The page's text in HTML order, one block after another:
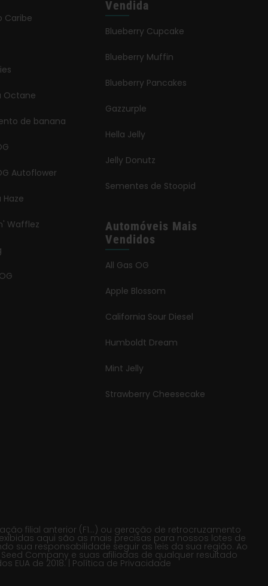
Caribe
Octane
de banana
Autoflower
Wafflez
Vendida
Blueberry Cupcake
Blueberry Muffin
Blueberry Pancakes
Gazzurple
Hella Jelly
Jelly Donutz
Sementes de Stoopid
Automóveis Mais
Vendidos
All Gas OG
Apple Blossom
California Sour Diesel
Humboldt Dream
Mint Jelly
Strawberry Cheesecake
filial anterior (F1…) ou geração de retrocruzamento
aqui são as mais precisas para nossos lotes de
sua responsabilidade seguir as leis da sua região. Ao
Company e suas afiliadas de qualquer resultado
EUA de 2018. | Política de Privacidade